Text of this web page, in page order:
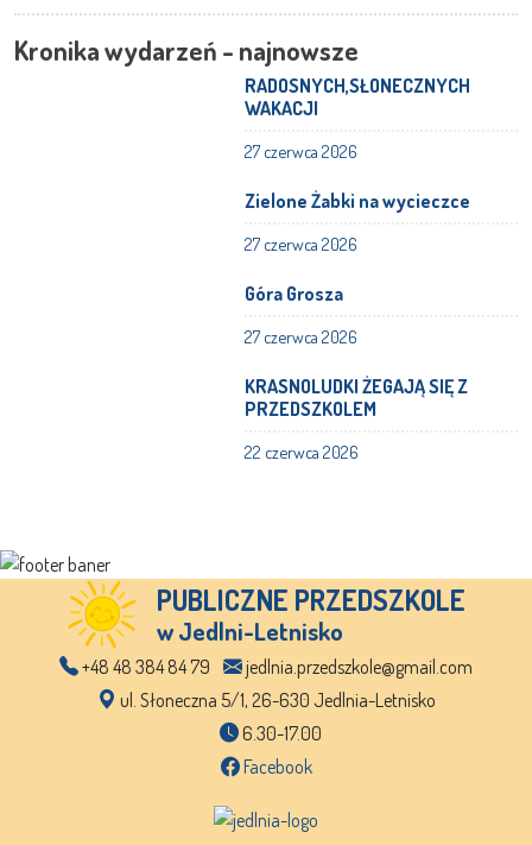
Kronika wydarzeń - najnowsze
RADOSNYCH,SŁONECZNYCH
WAKACJI
27 czerwca 2026
Zielone Żabki na wycieczce
27 czerwca 2026
Góra Grosza
27 czerwca 2026
KRASNOLUDKI ŻEGAJĄ SIĘ Z
PRZEDSZKOLEM
22 czerwca 2026
PUBLICZNE PRZEDSZKOLE
w Jedlni-Letnisko
+48 48 384 84 79
jedlnia.przedszkole@gmail.com
ul. Słoneczna 5/1, 26-630 Jedlnia-Letnisko
6.30-17.00
Facebook